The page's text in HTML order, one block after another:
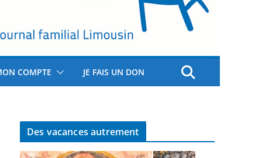
COMPTE JE FAIS UN DON
Des vacances autrement